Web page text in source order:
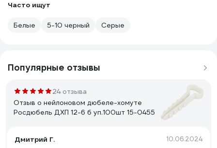
Часто ищут
Белые 5-10 черный Серые
Популярные отзывы
24 отзыва
Отзыв о нейлоновом дюбеле-хомуте
Росдюбель ДХП 12-6 б уп.100шт 15-0455
Дмитрий Г. 10.06.2024